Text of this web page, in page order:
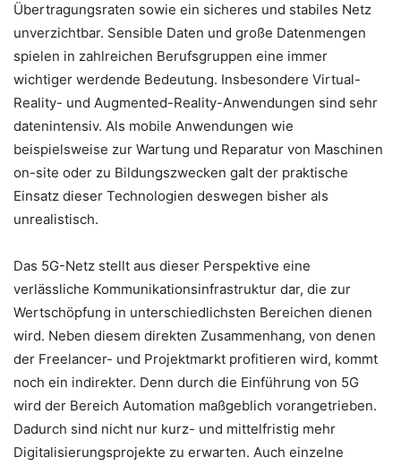
Übertragungsraten sowie ein sicheres und stabiles Netz
unverzichtbar. Sensible Daten und große Datenmengen
spielen in zahlreichen Berufsgruppen eine immer
wichtiger werdende Bedeutung. Insbesondere Virtual-
Reality- und Augmented-Reality-Anwendungen sind sehr
datenintensiv. Als mobile Anwendungen wie
beispielsweise zur Wartung und Reparatur von Maschinen
on-site oder zu Bildungszwecken galt der praktische
Einsatz dieser Technologien deswegen bisher als
unrealistisch.
Das 5G-Netz stellt aus dieser Perspektive eine
verlässliche Kommunikationsinfrastruktur dar, die zur
Wertschöpfung in unterschiedlichsten Bereichen dienen
wird. Neben diesem direkten Zusammenhang, von denen
der Freelancer- und Projektmarkt profitieren wird, kommt
noch ein indirekter. Denn durch die Einführung von 5G
wird der Bereich Automation maßgeblich vorangetrieben.
Dadurch sind nicht nur kurz- und mittelfristig mehr
Digitalisierungsprojekte zu erwarten. Auch einzelne